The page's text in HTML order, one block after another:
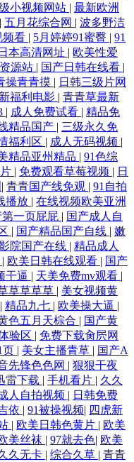
小视频网站 | 最新欧洲
| 五月花综合网 | 波多野洁
频看 | 5月婷婷91蜜臀 | 91
日本高清网址 | 欧美性爱
源站 | 国产日韩在线看 |
操青青摸 | 日韩三级片网
福利电影 | 青青草最新
| 成人免费试看 | 精品免
精品国产 | 三级永久免
福利区 | 成人无码视频 |
精品亚州精品 | 91色综
| 免费观看草莓视频 | 日
| 青青国产线免观 | 91自拍
播放 | 在线视频欧美亚洲
第一页屁屁 | 国产成人自
| 国产精品国产自线 | 嫩
院国产在线 | 精品成人
| 欧美日韩在线观看 | 国产
干逼 | 天美免费mv观看 |
草草草草 | 美女视频黄
| 精品九七 | 欧美操大逼 |
色五月天棕合 | 国产黄
验区 | 免费下载肏屄网
页 | 美女主播青草 | 国产A
先锋色色网 | 狠狠干夜
雷下载 | 手机看片 | 久久
人自拍视频 | 日韩免费
依 | 91被操视频| 四虎新
| 欧美日韩色黄片 | 欧美
美丝袜 | 97就去色| 欧美
久无卡 | 综合久草 | 青青